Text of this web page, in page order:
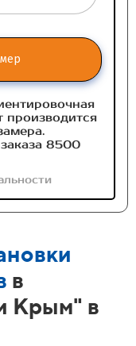
производится
8500
в
Крым" в